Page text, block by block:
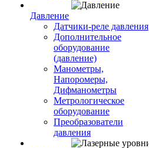
Давление
Датчики-реле давления
Дополнительное
оборудование
(давление)
Манометры,
Напоромеры,
Дифманометры
Метрологическое
оборудование
Преобразователи
давления